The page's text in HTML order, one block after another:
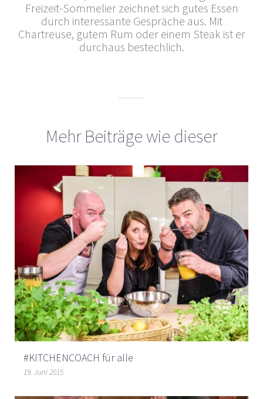
Freizeit-Sommelier zeichnet sich gutes Essen
durch interessante Gespräche aus. Mit
Chartreuse, gutem Rum oder einem Steak ist er
durchaus bestechlich.
Mehr Beiträge wie dieser
#KITCHENCOACH für alle
19. Juni 2015